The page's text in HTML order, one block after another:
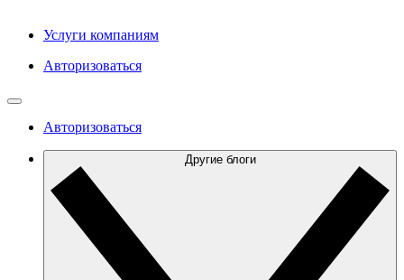
Услуги компаниям
Авторизоваться
Авторизоваться
Другие блоги